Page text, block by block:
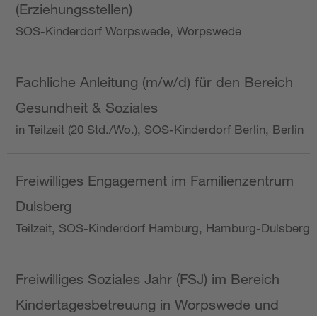
(Erziehungsstellen)
SOS-Kinderdorf Worpswede, Worpswede
Fachliche Anleitung (m/w/d) für den Bereich
Gesundheit & Soziales
in Teilzeit (20 Std./Wo.), SOS-Kinderdorf Berlin, Berlin
Freiwilliges Engagement im Familienzentrum
Dulsberg
Teilzeit, SOS-Kinderdorf Hamburg, Hamburg-Dulsberg
Freiwilliges Soziales Jahr (FSJ) im Bereich
Kindertagesbetreuung in Worpswede und